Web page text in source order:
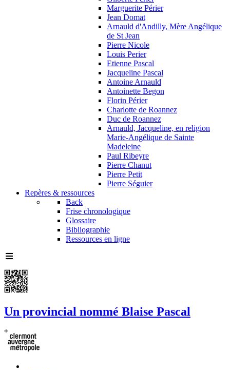
Marguerite Périer
Jean Domat
Arnauld d'Andilly, Mère Angélique
de St Jean
Pierre Nicole
Louis Perier
Etienne Pascal
Jacqueline Pascal
Antoine Arnauld
Antoinette Begon
Florin Périer
Charlotte de Roannez
Duc de Roannez
Arnauld, Jacqueline, en religion
Marie-Angélique de Sainte
Madeleine
Paul Ribeyre
Pierre Chanut
Pierre Petit
Pierre Séguier
Repères & ressources
Back
Frise chronologique
Glossaire
Bibliographie
Ressources en ligne
Un provincial nommé Blaise Pascal